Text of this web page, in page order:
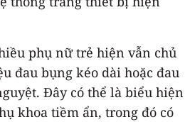
phụ nữ trẻ hiện vẫn chủ
đau bụng kéo dài hoặc đau
Đây có thể là biểu hiện
khoa tiềm ẩn, trong đó có